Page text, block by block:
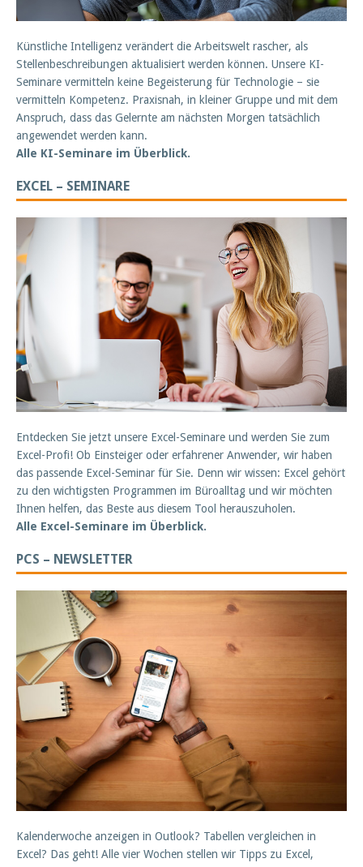
Künstliche Intelligenz verändert die Arbeitswelt rascher, als
Stellenbeschreibungen aktualisiert werden können. Unsere KI-
Seminare vermitteln keine Begeisterung für Technologie – sie
vermitteln Kompetenz. Praxisnah, in kleiner Gruppe und mit dem
Anspruch, dass das Gelernte am nächsten Morgen tatsächlich
angewendet werden kann.
Alle KI-Seminare im Überblick.
EXCEL – SEMINARE
Entdecken Sie jetzt unsere Excel-Seminare und werden Sie zum
Excel-Profi! Ob Einsteiger oder erfahrener Anwender, wir haben
das passende Excel-Seminar für Sie. Denn wir wissen: Excel gehört
zu den wichtigsten Programmen im Büroalltag und wir möchten
Ihnen helfen, das Beste aus diesem Tool herauszuholen.
Alle Excel-Seminare im Überblick.
PCS – NEWSLETTER
Kalenderwoche anzeigen in Outlook? Tabellen vergleichen in
Excel? Das geht! Alle vier Wochen stellen wir Tipps zu Excel,